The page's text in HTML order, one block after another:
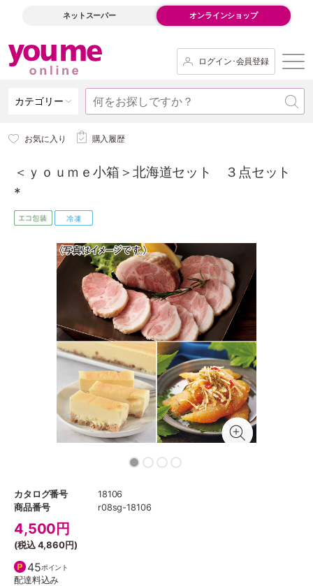
ネットスーパー オンラインショップ
ログイン･会員登録
カテゴリー
お気に入り 購入履歴
＜ｙｏｕｍｅ小箱＞北海道セット ３点セット
*
カタログ番号
18106
商品番号
r08sg-18106
4,500 円
(税込4,860円)
45ポイント
配達料込み